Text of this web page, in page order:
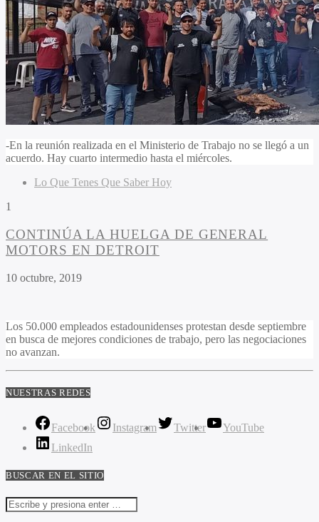
-En la reunión realizada en el Ministerio de Trabajo no se llegó a un
acuerdo. Hay cuarto intermedio hasta el miércoles.
Lo Que Tenes Que Saber Hoy
1
CONTINÚA LA HUELGA DE GENERAL
MOTORS EN DETROIT
10 octubre, 2019
Los 50.000 empleados estadounidenses protestan desde septiembre
en busca de mejores condiciones de trabajo, pero las negociaciones
no avanzan.
NUESTRAS REDES
Facebook Instagram Twitter
YouTube
LinkedIn
BUSCAR EN EL SITIO